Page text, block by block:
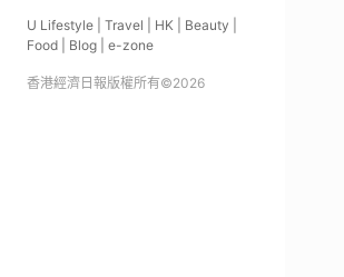
U Lifestyle Travel HK Beauty
Food
Blog e-zone
香港經濟日報版權所有©2026